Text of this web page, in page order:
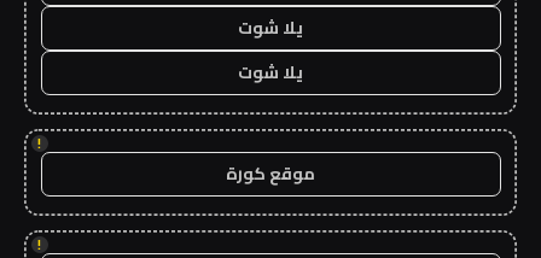
يلا شوت
يلا شوت
!
موقع كورة
!